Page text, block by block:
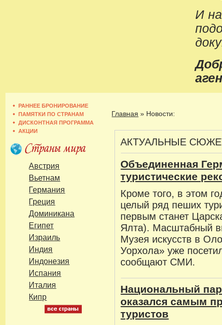
И
РАННЕЕ БРОНИРОВАНИЕ
ПАМЯТКИ ПО СТРАНАМ
ДИСКОНТНАЯ ПРОГРАММА
АКЦИИ
Австрия
Вьетнам
Германия
Греция
Доминикана
Египет
Израиль
Индия
Индонезия
Испания
Италия
Кипр
Главная » Новости:
АКТУАЛЬНЫЕ
Объединенная
туристические
Кроме того, в этом
целый ряд пеших
первым станет
Ялта). Масштабный
Музея искусств в
Уорхола» уже
сообщают СМИ.
Национальный
оказался самым
туристов